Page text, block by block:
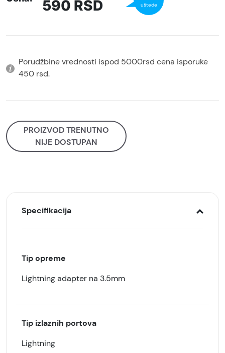
590 RSD uštede
Porudžbine vrednosti ispod 5000rsd cena isporuke
450 rsd.
PROIZVOD TRENUTNO
NIJE DOSTUPAN
Specifikacija
Tip opreme
Lightning adapter na 3.5mm
Tip izlaznih portova
Lightning